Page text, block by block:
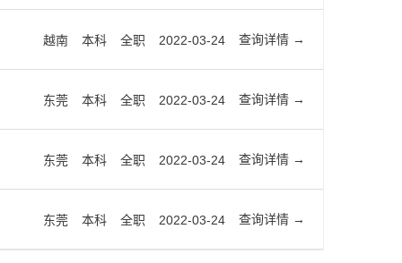
越南 本科 全职 2022-03-24 查询详情
东莞 本科 全职 2022-03-24 查询详情
东莞 本科 全职 2022-03-24 查询详情
东莞 本科 全职 2022-03-24 查询详情